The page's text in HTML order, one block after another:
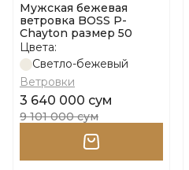
Мужская бежевая
ветровка BOSS P-
Chayton размер 50
Цвета:
Светло-бежевый
Ветровки
3 640 000 сум
9 101 000 сум